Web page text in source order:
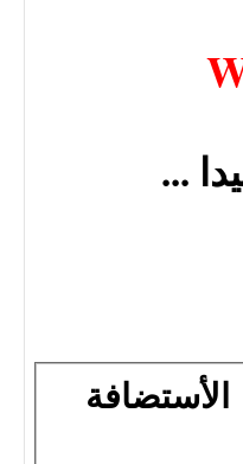
...